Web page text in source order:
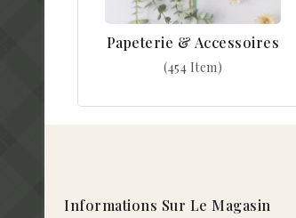
Papeterie & Accessoires
(454 Item)
Informations Sur Le Magasin